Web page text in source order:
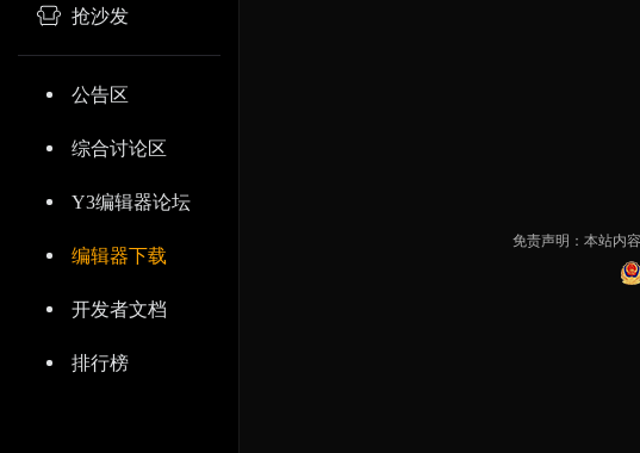
抢沙发
公告区
综合讨论区
Y3编辑器论坛
编辑器下载
开发者文档
排行榜
免责声明：本站内